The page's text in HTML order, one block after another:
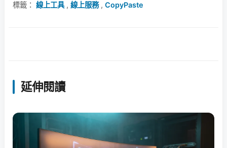
標籤： 線上工具, 線上服務, CopyPaste
延伸閱讀